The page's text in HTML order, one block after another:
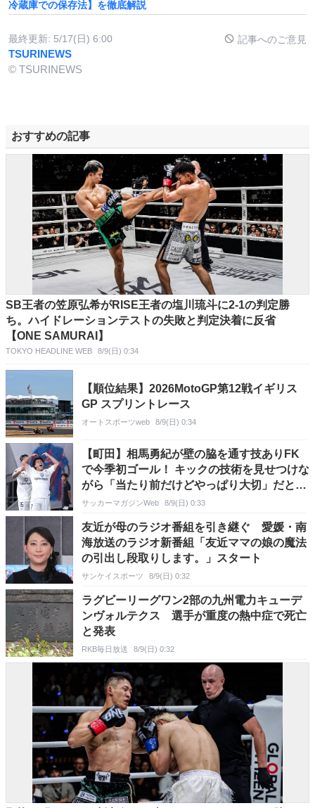
冷蔵庫での保存法】を徹底解説
最終更新: 5/17(日) 6:00 記事へのご意見
TSURINEWS
© TSURINEWS
おすすめの記事
SB王者の笠原弘希がRISE王者の塩川琉斗に2-1の判定勝
ち。ハイドレーションテストの失敗と判定決着に反省
【ONE SAMURAI】
TOKYO HEADLINE WEB 8/9(日) 0:34
【順位結果】2026MotoGP第12戦イギリス
GP スプリントレース
オートスポーツweb 8/9(日) 0:34
【町田】相馬勇紀が壁の脇を通す技ありFK
で今季初ゴール！ キックの技術を見せつけな
がら「当たり前だけどやっぱり大切」だと思
ったこと
サッカーマガジンWeb 8/9(日) 0:33
友近が母のラジオ番組を引き継ぐ 愛媛・南
海放送のラジオ新番組「友近ママの娘の魔法
の引出し段取りします。」スタート
サンケイスポーツ 8/9(日) 0:32
ラグビーリーグワン2部の九州電力キューデ
ンヴォルテクス 選手が重度の熱中症で死亡
と発表
RKB毎日放送 8/9(日) 0:32